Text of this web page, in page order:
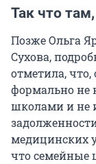
Так что
Позже Ольга
Сухова,
отметила,
формально не
школами и не
медицинских
что семейные